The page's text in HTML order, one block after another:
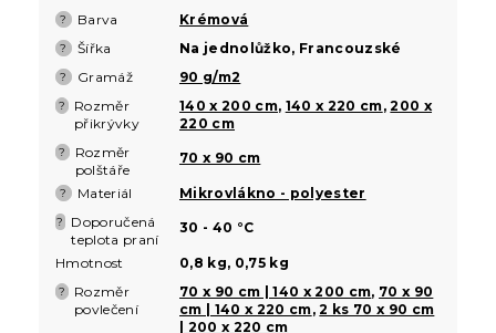
? Barva Krémová
? Šířka Na jednolůžko, Francouzské
? Gramáž 90 g/m2
?
Rozměr
přikrývky
140 x 200 cm, 140 x 220 cm,200 x
220 cm
?
Rozměr
polštáře
70 x 90 cm
? Materiál Mikrovlákno - polyester
?
Doporučená
teplota praní
30 - 40 °C
Hmotnost 0,8 kg, 0,75 kg
?
Rozměr
povlečení
70 x 90 cm | 140 x 200 cm, 70 x 90
cm | 140 x 220 cm,2 ks 70 x 90 cm
| 200 x 220 cm